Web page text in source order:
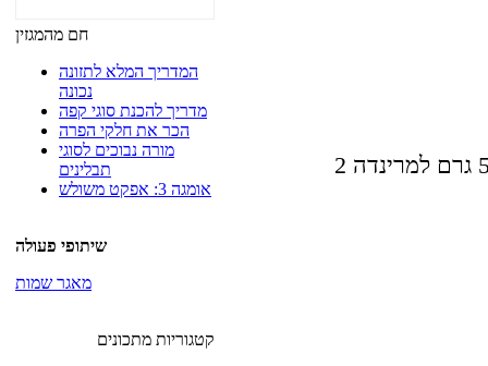
חם מהמגזין
המדריך המלא לתזונה
נכונה
מדריך להכנת סוגי קפה
הכר את חלקי הפרה
מורה נבוכים לסוגי
תבלינים
אומגה 3: אפקט משולש
שיתופי פעולה
מאגר שמות
קטגוריות מתכונים